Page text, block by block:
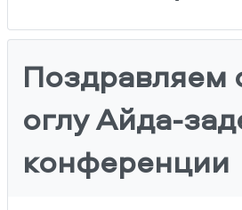
Поздравляем
оглу Айда-
конференции